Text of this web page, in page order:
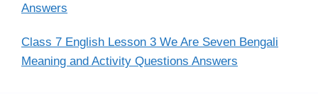
Answers
Class 7 English Lesson 3 We Are Seven Bengali
Meaning and Activity Questions Answers